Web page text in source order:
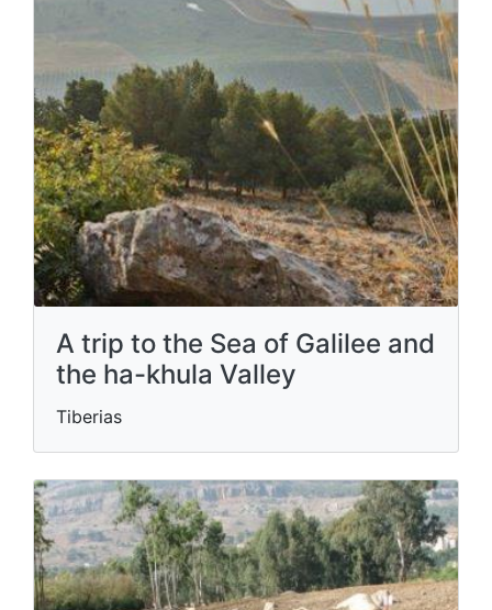
A trip to the Sea of ​​Galilee and
the ha-khula Valley
Tiberias